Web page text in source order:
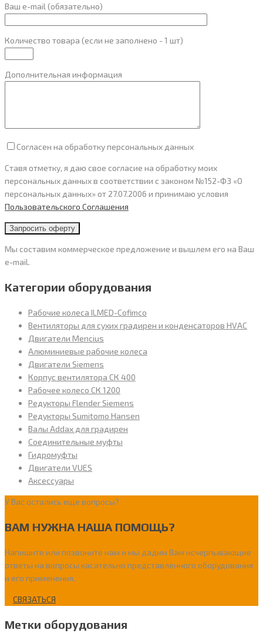
Ваш e-mail (обязательно)
Количество товара (если не заполнено - 1 шт)
Дополнительная информация
Согласен на обработку персональных данных
Ставя отметку, я даю свое согласие на обработку моих
персональных данных в соответствии с законом №152-ФЗ «О
персональных данных» от 27.07.2006 и принимаю условия
Пользовательского Cоглашения
Мы составим коммерческое предложение и вышлем его на Ваш
e-mail.
Категории оборудования
Рабочие колеса ILMED-Cofimco
Вентиляторы для сухих градирен и конденсаторов HVAC
Двигатели Mencius
Алюминиевые рабочие колеса
Двигатели Siemens
Корпус вентилятора СК 400
Рабочее колесо СК 1200
Редукторы Flender Siemens
Редукторы Sumitomo Hansen
Валы Addax для градирен
Соединительные муфты
Гидромуфты
Двигатели VUES
Аксессуары
У Вас остались еще вопросы?
ВАМ НУЖНА НАША ПОМОЩЬ?
Напишите или позвоните нам и мы дадим Вам исчерпывающие
ответы на вопросы касательно представленного оборудования
и его применения.
СВЯЗАТЬСЯ
Метки оборудования